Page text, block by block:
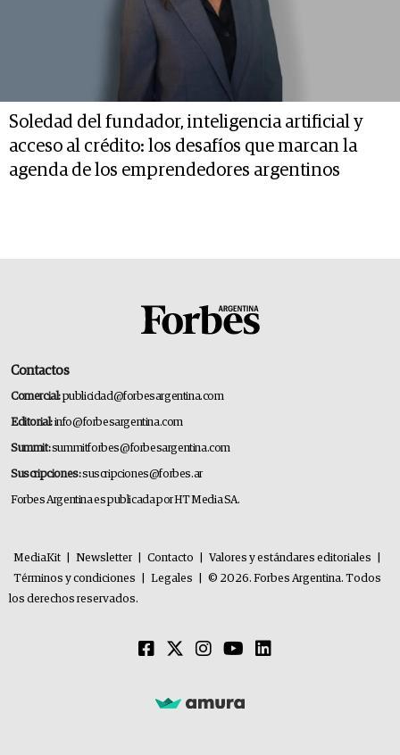
Soledad del fundador, inteligencia artificial y
acceso al crédito: los desafíos que marcan la
agenda de los emprendedores argentinos
Contactos
Comercial:publicidad@forbesargentina.com
Editorial:info@forbesargentina.com
Summit:summitforbes@forbesargentina.com
Suscripciones:suscripciones@forbes.ar
Forbes Argentina es publicada por HT Media SA.
MediaKit Newsletter Contacto Valores y estándares editoriales
Términos y condiciones
Legales
© 2026. Forbes Argentina. Todos
los derechos reservados.